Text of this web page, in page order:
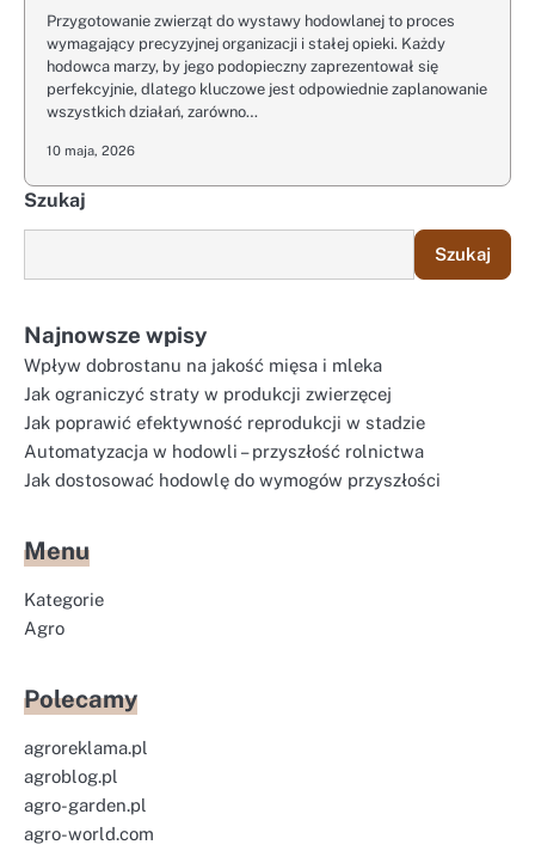
Przygotowanie zwierząt do wystawy hodowlanej to proces
wymagający precyzyjnej organizacji i stałej opieki. Każdy
hodowca marzy, by jego podopieczny zaprezentował się
perfekcyjnie, dlatego kluczowe jest odpowiednie zaplanowanie
wszystkich działań, zarówno…
10 maja, 2026
Szukaj
Szukaj
Najnowsze wpisy
Wpływ dobrostanu na jakość mięsa i mleka
Jak ograniczyć straty w produkcji zwierzęcej
Jak poprawić efektywność reprodukcji w stadzie
Automatyzacja w hodowli – przyszłość rolnictwa
Jak dostosować hodowlę do wymogów przyszłości
Menu
Kategorie
Agro
Polecamy
agroreklama.pl
agroblog.pl
agro-garden.pl
agro-world.com